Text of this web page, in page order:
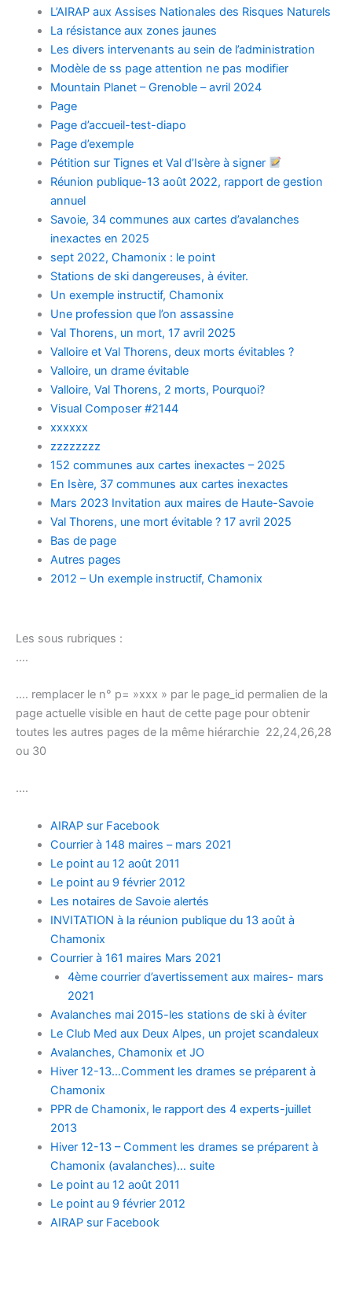
L’AIRAP aux Assises Nationales des Risques Naturels
La résistance aux zones jaunes
Les divers intervenants au sein de l’administration
Modèle de ss page attention ne pas modifier
Mountain Planet – Grenoble – avril 2024
Page
Page d’accueil-test-diapo
Page d’exemple
Pétition sur Tignes et Val d’Isère à signer
Réunion publique-13 août 2022, rapport de gestion
annuel
Savoie, 34 communes aux cartes d’avalanches
inexactes en 2025
sept 2022, Chamonix : le point
Stations de ski dangereuses, à éviter.
Un exemple instructif, Chamonix
Une profession que l’on assassine
Val Thorens, un mort, 17 avril 2025
Valloire et Val Thorens, deux morts évitables ?
Valloire, un drame évitable
Valloire, Val Thorens, 2 morts, Pourquoi?
Visual Composer #2144
xxxxxx
zzzzzzzz
152 communes aux cartes inexactes – 2025
En Isère, 37 communes aux cartes inexactes
Mars 2023 Invitation aux maires de Haute-Savoie
Val Thorens, une mort évitable ? 17 avril 2025
Bas de page
Autres pages
2012 – Un exemple instructif, Chamonix
Les sous rubriques :
….
…. remplacer le n° p= »xxx » par le page_id permalien de la
page actuelle visible en haut de cette page pour obtenir
toutes les autres pages de la même hiérarchie 22,24,26,28
ou 30
….
AIRAP sur Facebook
Courrier à 148 maires – mars 2021
Le point au 12 août 2011
Le point au 9 février 2012
Les notaires de Savoie alertés
INVITATION à la réunion publique du 13 août à
Chamonix
Courrier à 161 maires Mars 2021
4ème courrier d’avertissement aux maires- mars
2021
Avalanches mai 2015-les stations de ski à éviter
Le Club Med aux Deux Alpes, un projet scandaleux
Avalanches, Chamonix et JO
Hiver 12-13…Comment les drames se préparent à
Chamonix
PPR de Chamonix, le rapport des 4 experts-juillet
2013
Hiver 12-13 – Comment les drames se préparent à
Chamonix (avalanches)… suite
Le point au 12 août 2011
Le point au 9 février 2012
AIRAP sur Facebook